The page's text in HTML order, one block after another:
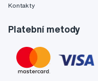
Kontakty
Platební metody